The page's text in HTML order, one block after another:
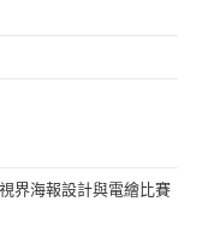
界海報設計與電繪比賽